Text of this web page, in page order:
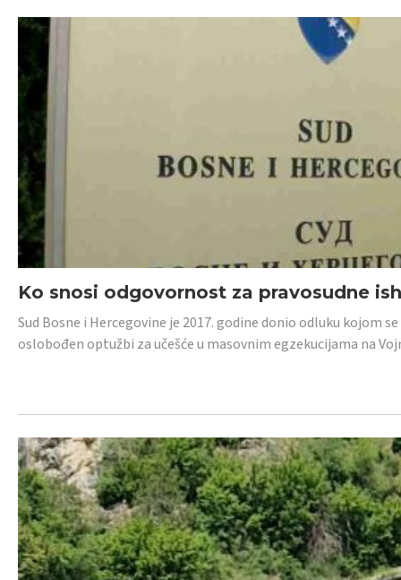
Ko snosi odgovornost za pravosudne
Sud Bosne i Hercegovine je 2017. godine donio odluku kojom
oslobođen optužbi za učešće u masovnim egzekucijama na